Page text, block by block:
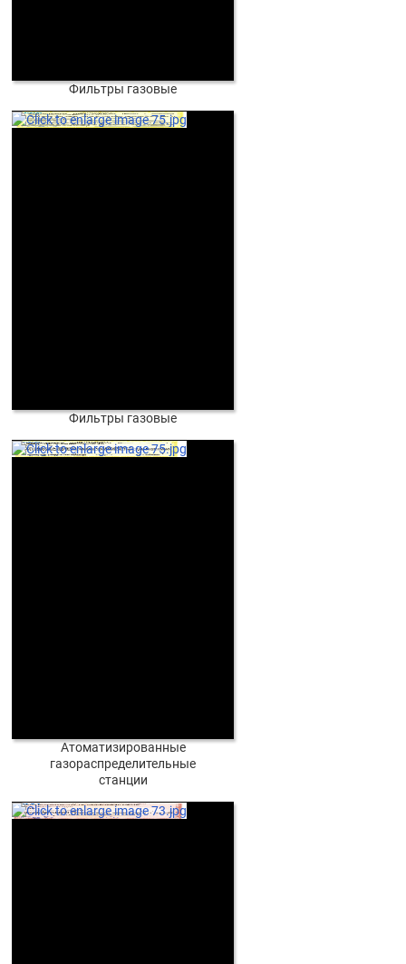
Фильтры газовые
Фильтры газовые
Атоматизированные
газораспределительные
станции